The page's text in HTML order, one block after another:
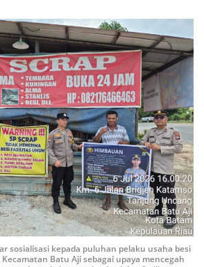
sosialisasi kepada puluhan pelaku usaha besi
Batu Aji sebagai upaya mencegah